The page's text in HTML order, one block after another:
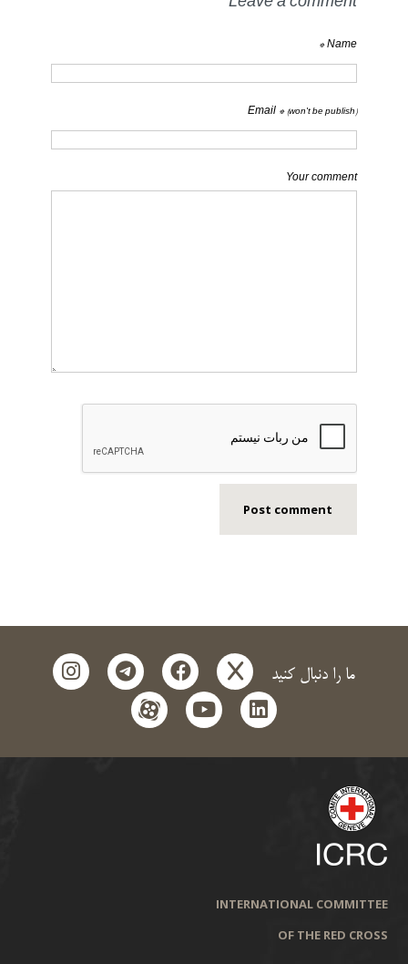
Leave a comment
Name *
Email * (won't be publish)
Your comment
ما را دنبال کنید x
facebook
telegram
instagram
linkedin
youtube
aparat
INTERNATIONAL COMMITTEE
OF THE RED CROSS